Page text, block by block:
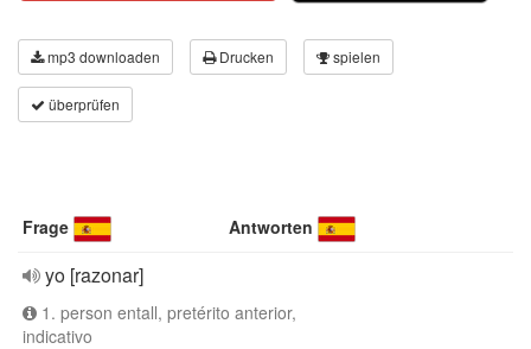
mp3 downloaden Drucken spielen
überprüfen
Frage Antworten
yo [razonar]
1. person entall, pretérito anterior,
indicativo